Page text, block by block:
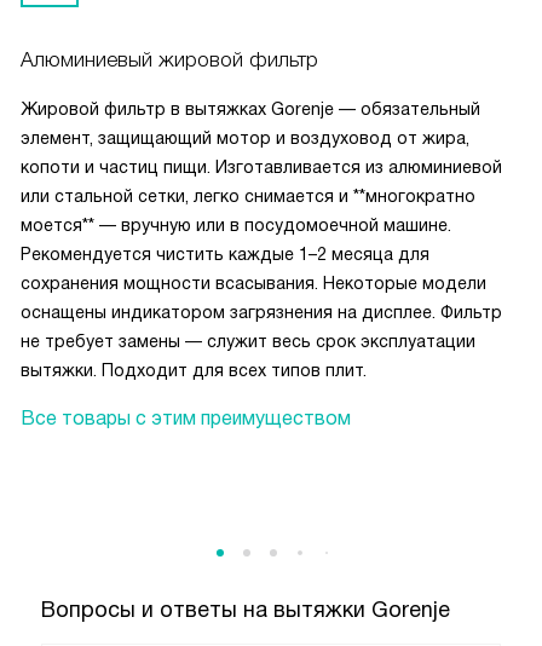
Алюминиевый жировой фильтр
Жировой фильтр в вытяжках Gorenje — обязательный
элемент, защищающий мотор и воздуховод от жира,
копоти и частиц пищи. Изготавливается из алюминиевой
или стальной сетки, легко снимается и **многократно
моется** — вручную или в посудомоечной машине.
Рекомендуется чистить каждые 1–2 месяца для
сохранения мощности всасывания. Некоторые модели
оснащены индикатором загрязнения на дисплее. Фильтр
не требует замены — служит весь срок эксплуатации
вытяжки. Подходит для всех типов плит.
Все товары с этим преимуществом
Вопросы и ответы на вытяжки Gorenje